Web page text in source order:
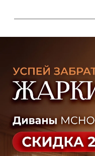
Панели
Ковры
+7 (499) 916-60-66
Ежедневно, с 10:00 до 21:00